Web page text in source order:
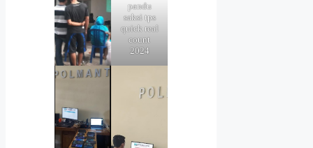
pandu
saksi tps
quick real
count
2024